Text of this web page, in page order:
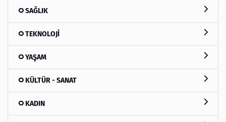
SAĞLIK
TEKNOLOJİ
YAŞAM
KÜLTÜR - SANAT
KADIN